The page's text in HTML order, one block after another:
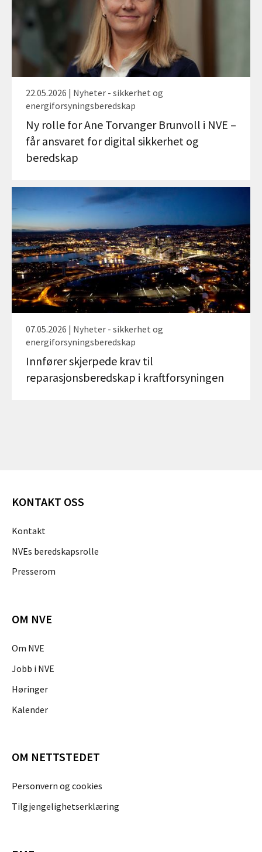
22.05.2026 | Nyheter - sikkerhet og
energiforsyningsberedskap
Ny rolle for Ane Torvanger Brunvoll i NVE –
får ansvaret for digital sikkerhet og
beredskap
07.05.2026 | Nyheter - sikkerhet og
energiforsyningsberedskap
Innfører skjerpede krav til
reparasjonsberedskap i kraftforsyningen
KONTAKT OSS
Kontakt
NVEs beredskapsrolle
Presserom
OM NVE
Om NVE
Jobb i NVE
Høringer
Kalender
OM NETTSTEDET
Personvern og cookies
Tilgjengelighetserklæring